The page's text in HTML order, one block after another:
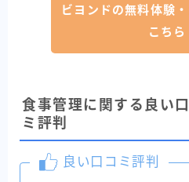
ビヨンドの無料体験
こちら
食事管理に関する良い
ミ評判
良い口コミ評判